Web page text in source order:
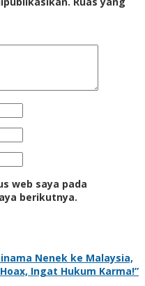
web saya pada
berikutnya.
Nenek ke Malaysia,
Ingat Hukum Karma!”